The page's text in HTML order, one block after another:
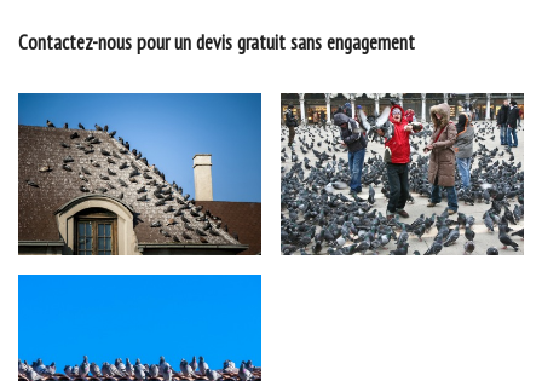
Contactez-nous pour un devis gratuit sans engagement